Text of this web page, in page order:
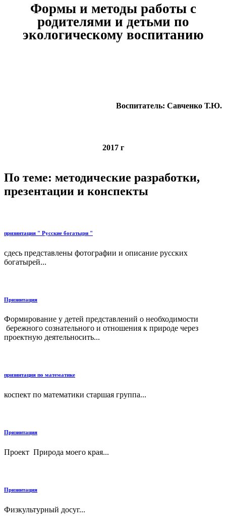
Формы и методы работы с
родителями и детьми по
экологическому воспитанию
Воспитатель: Савченко Т.Ю.
2017 г
По теме: методические разработки,
презентации и конспекты
призинтация " Русские богатыри "
сдесь представлены фотографии и описание русских
богатырей...
Призинтация
Формирование у детей представлений о необходимости
бережного сознательного и отношения к природе через
проектную деятельносить...
призинтация по математике
коспект по математики старшая группа...
Призинтация
Проект Природа моего края...
Призинтация
Физкультурный досуг...